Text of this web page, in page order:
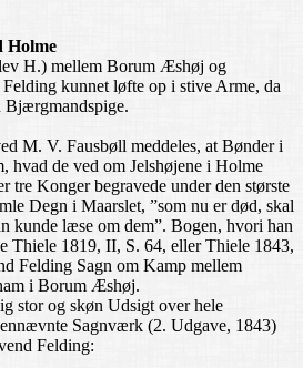
Holme
H.) mellem Borum Æshøj og
kunnet løfte op i stive Arme, da
Bjærgmandspige.
M. V. Fausbøll meddeles, at Bønder i
hvad de ved om Jelshøjene i Holme
tre Konger begravede under den største
Degn i Maarslet, ”som nu er død, skal
kunde læse om dem”. Bogen, hvori han
Thiele 1819, II, S. 64, eller Thiele 1843,
Felding Sagn om Kamp mellem
i Borum Æshøj.
stor og skøn Udsigt over hele
Sagnværk (2. Udgave, 1843)
Felding: